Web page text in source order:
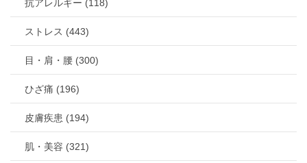
抗アレルギー (118)
ストレス (443)
目・肩・腰 (300)
ひざ痛 (196)
皮膚疾患 (194)
肌・美容 (321)